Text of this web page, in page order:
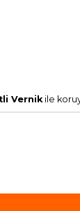
Vernikile